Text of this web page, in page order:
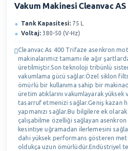
Vakum Makinesi Cleanvac AS
Tank Kapasitesi: 75 L
Voltaj: 380-50 (V-Hz)
Cleanvac As 400 Trifaze asenkron
makinalarımız tamamı ile ağır
üretilmiştir.Son teknoloji tribünlü
vakumlama gücü sağlar.Özel siklon
ömürlü bir kullanıma sahip bir
üretim atıklarını vakumlayarak
tasarruf etmenizi sağlar.Geniş kazan
yapmanızı sağlar.Bu bilgilere ek olarak
çalışabilme özelliği sağlayan
kesintiye uğramadan ilerlemesini
dahi yüksek performans gösteren
oldukça uzun ömürlüdür.Endüstriyel